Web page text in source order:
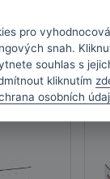
do 2
pro
snah.
souhlas s
kliknutím
osobních